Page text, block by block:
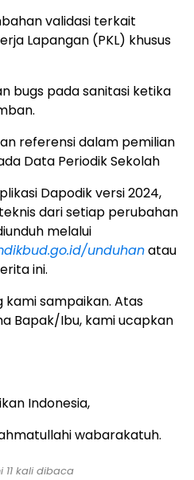
validasi terkait
Lapangan (PKL) khusus
bugs pada sanitasi ketika
referensi dalam pemilian
Data Periodik Sekolah
Dapodik versi 2024,
dari setiap perubahan
melalui
unduhanatau
ini.
kami sampaikan. Atas
Bapak/Ibu, kami ucapkan
Indonesia,
wabarakatuh.
11 kali dibaca